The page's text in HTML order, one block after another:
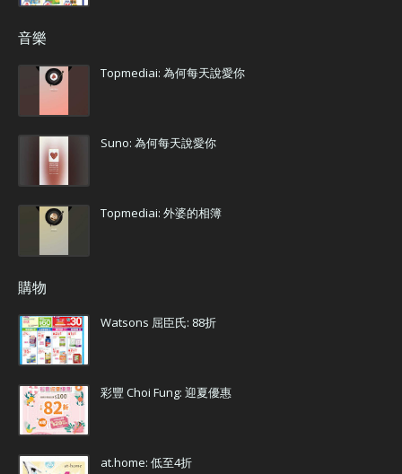
音樂
Topmediai: 為何每天說愛你
Suno: 為何每天說愛你
Topmediai: 外婆的相簿
購物
Watsons 屈臣氏: 88折
彩豐 Choi Fung: 迎夏優惠
at.home: 低至4折